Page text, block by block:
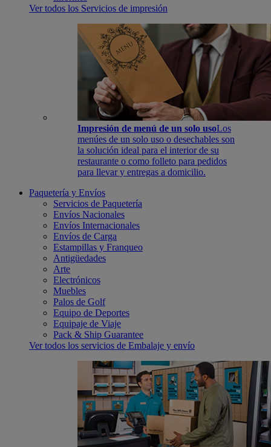
Ver todos los Servicios de impresión
Impresión de menú de un solo usoLos
menúes de un solo uso o desechables son
la solución ideal para el interior de su
restaurante o como folleto para pedidos
para llevar y entregas a domicilio.
Paquetería y Envíos
Servicios de Paquetería
Envíos Nacionales
Envíos Internacionales
Envíos de Carga
Estampillas y Franqueo
Antigüedades
Arte
Electrónicos
Muebles
Palos de Golf
Equipo de Deportes
Equipaje de Viaje
Pack & Ship Guarantee
Ver todos los servicios de Embalaje y envío